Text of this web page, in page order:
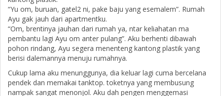
“Yu om, buruan, gatel2 ni, pake baju yang esemalem”. Rumah
Ayu gak jauh dari apartmentku.
“Om, brentinya jauhan dari rumah ya, ntar keliahatan ma
pembantu lagi Ayu om anter pulang”. Aku berhenti dibawah
pohon rindang, Ayu segera menenteng kantong plastik yang
berisi dalemannya menuju rumahnya.
Cukup lama aku menunggunya, dia keluar lagi cuma bercelana
pendek dan memakai tanktop. toketnya yang membusung
nampak sangat menonjol. Aku dah pengen menggemasi